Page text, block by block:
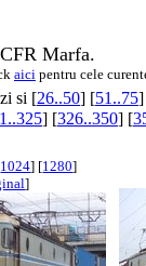
Marfa.
aici pentru cele
si [26..50] [51..75
] [326..350] [
1024] [1280]
]